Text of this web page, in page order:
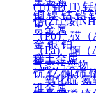
(Ti) 铊(Tl) 铥
锆(Zr) 铵
（Po） 砹（
（Pa） 锕（
气态污染物
二氧化硫 氮
铜 镍 钴 铅
贵金属
金 银 铂
稀土金属
钪 钇 镧 铈
准金属